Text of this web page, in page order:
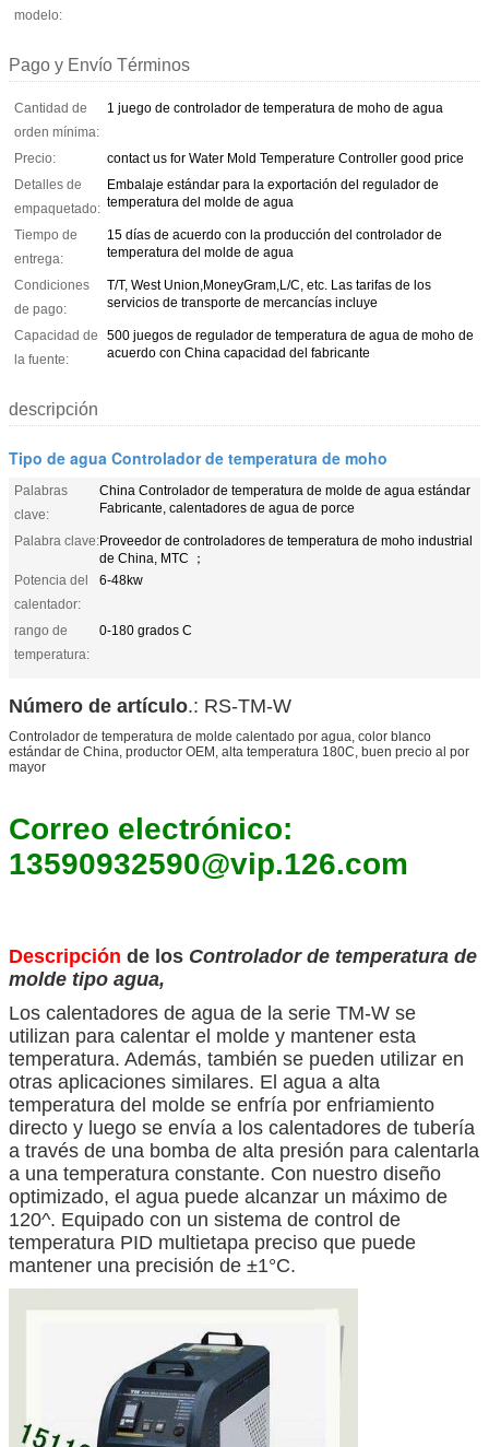
modelo:
Pago y Envío Términos
Cantidad de
orden mínima:
1 juego de controlador de temperatura de moho de agua
Precio:
contact us for Water Mold Temperature Controller good price
Detalles de
empaquetado:
Embalaje estándar para la exportación del regulador de
temperatura del molde de agua
Tiempo de
entrega:
15 días de acuerdo con la producción del controlador de
temperatura del molde de agua
Condiciones
de pago:
T/T, West Union,MoneyGram,L/C, etc. Las tarifas de los
servicios de transporte de mercancías incluye
Capacidad de
la fuente:
500 juegos de regulador de temperatura de agua de moho de
acuerdo con China capacidad del fabricante
descripción
Tipo de agua Controlador de temperatura de moho
Palabras
clave:
China Controlador de temperatura de molde de agua estándar
Fabricante, calentadores de agua de porce
Palabra clave:Proveedor de controladores de temperatura de moho industrial
de China, MTC ；
Potencia del
calentador:
6-48kw
rango de
temperatura:
0-180 grados C
Número de artículo.: RS-TM-W
Controlador de temperatura de molde calentado por agua, color blanco
estándar de China, productor OEM, alta temperatura 180C, buen precio al por
mayor
Correo electrónico:
13590932590@vip.126.com
Descripción de los Controlador de temperatura de
molde tipo agua,
Los calentadores de agua de la serie TM-W se
utilizan para calentar el molde y mantener esta
temperatura. Además, también se pueden utilizar en
otras aplicaciones similares. El agua a alta
temperatura del molde se enfría por enfriamiento
directo y luego se envía a los calentadores de tubería
a través de una bomba de alta presión para calentarla
a una temperatura constante. Con nuestro diseño
optimizado, el agua puede alcanzar un máximo de
120^. Equipado con un sistema de control de
temperatura PID multietapa preciso que puede
mantener una precisión de ±1°C.